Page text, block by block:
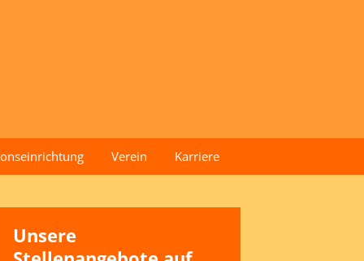
Verein Karriere
Unsere